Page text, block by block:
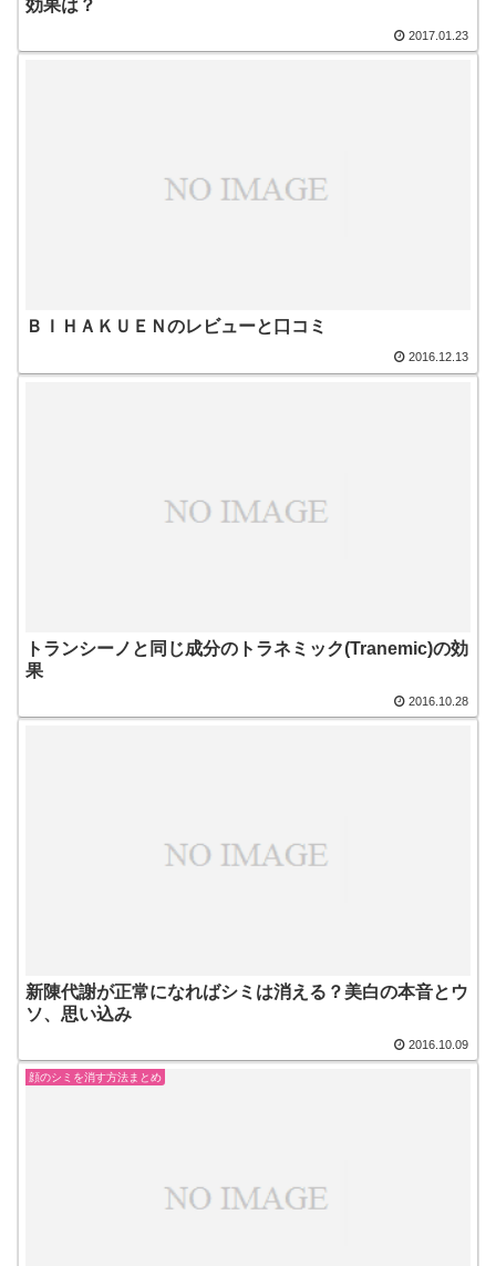
効果は？
2017.01.23
ＢＩＨＡＫＵＥＮのレビューと口コミ
2016.12.13
トランシーノと同じ成分のトラネミック(Tranemic)の効
果
2016.10.28
新陳代謝が正常になればシミは消える？美白の本音とウ
ソ、思い込み
2016.10.09
顔のシミを消す方法まとめ